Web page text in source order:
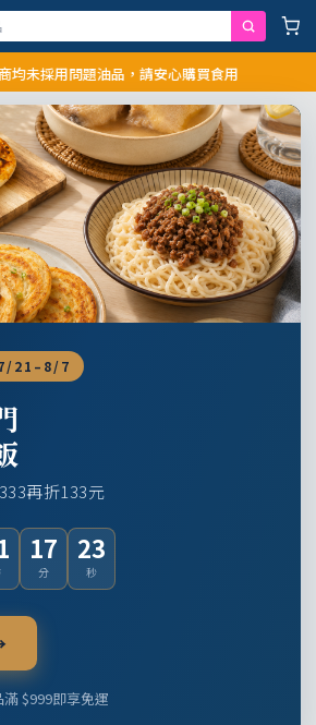
用問題油品，請安心購買食用
21–8/7
再折133元
17
分
22
秒
$999即享免運